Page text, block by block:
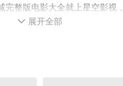
整版电影大全就上星空影视
 展开全部